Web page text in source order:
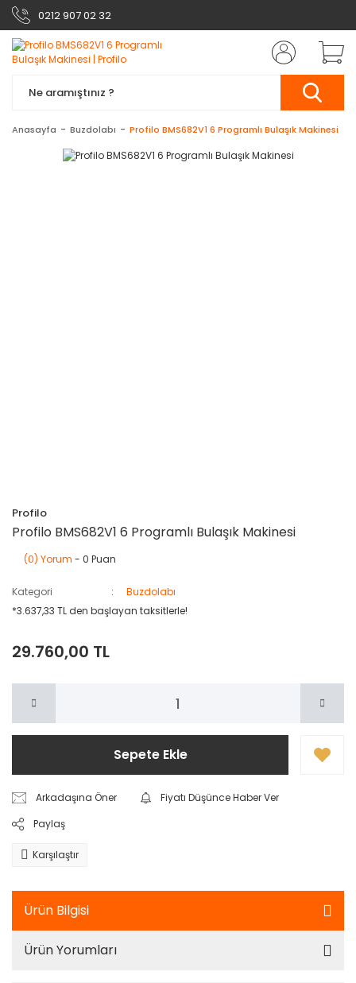
0212 907 02 32
Anasayfa Buzdolabı Profilo BMS682V1 6 Programlı Bulaşık Makinesi
Profilo
Profilo BMS682V1 6 Programlı Bulaşık Makinesi
(0) Yorum - 0 Puan
Kategori
Buzdolabı
*3.637,33 TL den başlayan taksitlerle!
29.760,00 TL
Sepete Ekle
Arkadaşına Öner
Fiyatı Düşünce Haber Ver
Paylaş
Karşılaştır
Ürün Bilgisi
Ürün Yorumları